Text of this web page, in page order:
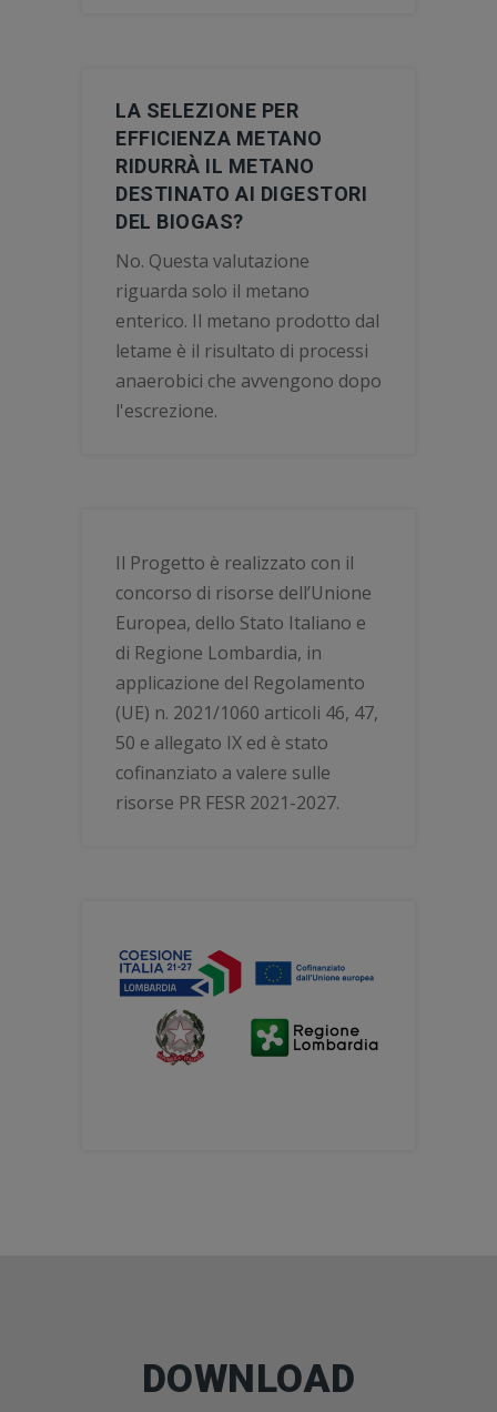
LA SELEZIONE PER
EFFICIENZA METANO
RIDURRÀ IL METANO
DESTINATO AI DIGESTORI
DEL BIOGAS?
No. Questa valutazione
riguarda solo il metano
enterico. Il metano prodotto dal
letame è il risultato di processi
anaerobici che avvengono dopo
l'escrezione.
Il Progetto è realizzato con il
concorso di risorse dell’Unione
Europea, dello Stato Italiano e
di Regione Lombardia, in
applicazione del Regolamento
(UE) n. 2021/1060 articoli 46, 47,
50 e allegato IX ed è stato
cofinanziato a valere sulle
risorse PR FESR 2021-2027.
DOWNLOAD